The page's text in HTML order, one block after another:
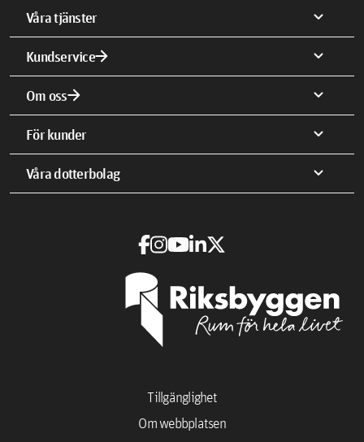
Våra tjänster expand_more
Kundservicearrow_forward expand_more
Om ossarrow_forward expand_more
För kunder expand_more
Våra dotterbolag expand_more
Om webbplatsen
Tillgänglighet